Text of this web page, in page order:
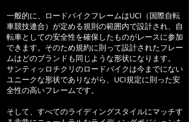
一般的に、ロードバイクフレームはUCI（国際自転
車競技連合）が定める規則の範囲内で設計され、自
転車としての安全性を確保したものがレースに参加
できます。そのため規約に則って設計されたフレー
ムはどのブランドも同じような形状になります。
サンティッロチクリのロードバイクは今までにない
ユニークな形状でありながら、UCI規定に則った安
全性の高いフレームです。
そして、 すべてのライディングスタイルにマッチす